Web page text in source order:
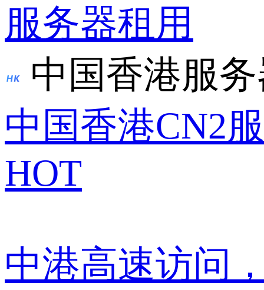
服务器租用
中国香港服
中国香港CN2
HOT
中港高速访问